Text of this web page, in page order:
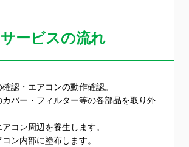
サービスの流れ
認・エアコンの動作確認。
カバー・フィルター等の各部品を取り外
コン周辺を養生します。
ン内部に塗布します。